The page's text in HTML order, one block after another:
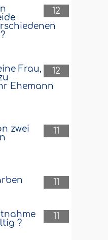
12
12
Frau,
Ehemann
11
zwei
11
11
?